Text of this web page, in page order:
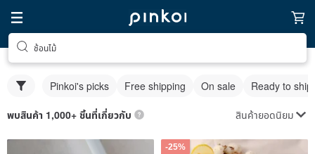
ช้อนไม้
Pinkoi's picks Free shipping On sale Ready to ship
พบสินค้า 1,000+ ชิ้นที่เกี่ยวกับ สินค้ายอดนิยม
-25%